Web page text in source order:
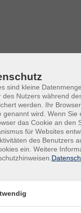
ist ein beliebtes
und ohne Druck
Stressabbau und
aus der
Bewegung.
von
sind kleine
des Nutzers während
werden. Ihr
genannt wird. Wenn
das Cookie an den
für Websites
des Benutzers
ein. Weitere